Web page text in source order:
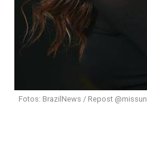
Fotos: BrazilNews / Repost